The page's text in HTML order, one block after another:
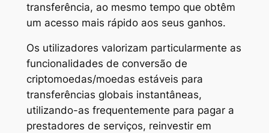
transferência, ao mesmo tempo que obtêm
um acesso mais rápido aos seus ganhos.
Os utilizadores valorizam particularmente as
funcionalidades de conversão de
criptomoedas/moedas estáveis para
transferências globais instantâneas,
utilizando-as frequentemente para pagar a
prestadores de serviços, reinvestir em